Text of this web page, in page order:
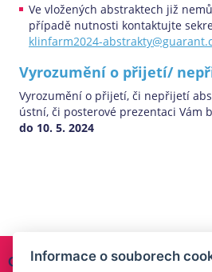
Informace o souborech
Ve vložených abstraktech již
případě nutnosti kontaktujte
klinfarm2024-
Vyrozumění o přijetí/
Vyrozumění o přijetí, či nepřijetí
ústní, či posterové prezentaci Vám
do 10. 5. 2024
ORGANIZAČNÍ SEKRETARIÁT